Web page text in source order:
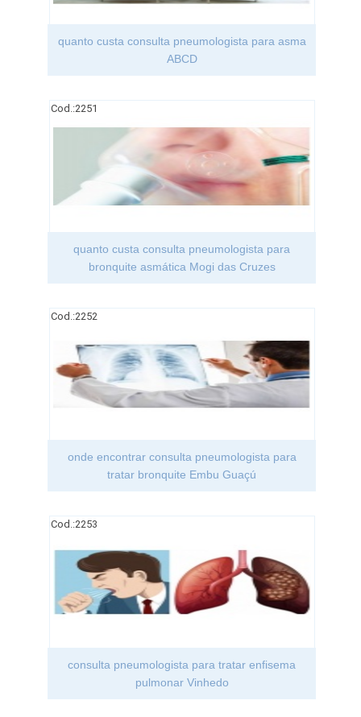
quanto custa consulta pneumologista para asma
ABCD
Cod.:2251
quanto custa consulta pneumologista para
bronquite asmática Mogi das Cruzes
Cod.:2252
onde encontrar consulta pneumologista para
tratar bronquite Embu Guaçú
Cod.:2253
consulta pneumologista para tratar enfisema
pulmonar Vinhedo